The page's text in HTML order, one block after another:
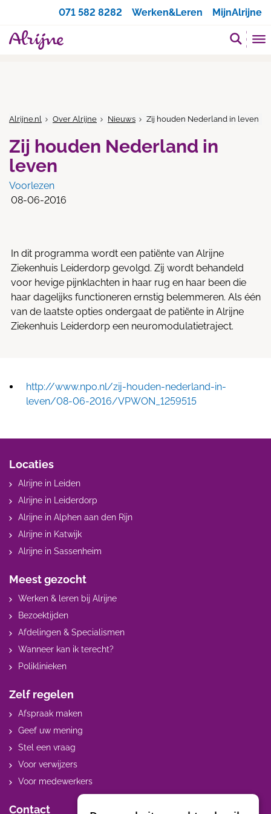
071 582 8282
Werken&Leren MijnAlrijne
Alrijne.nl Over Alrijne Nieuws Zij houden Nederland in leven
Zij houden Nederland in
leven
Voorlezen
08-06-2016
In dit programma wordt een patiënte van Alrijne
Ziekenhuis Leiderdorp gevolgd. Zij wordt behandeld
voor hevige pijnklachten in haar rug en haar been die
haar dagelijks functioneren ernstig belemmeren. Als één
van de laatste opties ondergaat de patiënte in Alrijne
Ziekenhuis Leiderdorp een neuromodulatietraject.
http://www.npo.nl/zij-houden-nederland-in-
leven/08-06-2016/VPWON_1259515
Locaties
Alrijne in Leiden
Alrijne in Leiderdorp
Alrijne in Alphen aan den Rijn
Alrijne in Katwijk
Alrijne in Sassenheim
Meest gezocht
Werken & leren bij Alrijne
Bezoektijden
Afdelingen & Specialismen
Wanneer kan ik terecht?
Poliklinieken
Zelf regelen
Afspraak maken
Geef uw mening
Stel een vraag
Voor verwijzers
Voor medewerkers
Contact